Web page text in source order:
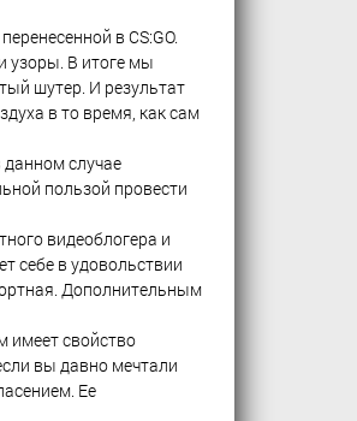
в CS:GO.
узоры. В итоге мы
шутер. И результат
в то время, как сам
случае
пользой провести
видеоблогера и
себе в удовольствии
Дополнительным
имеет свойство
вы давно мечтали
Ее